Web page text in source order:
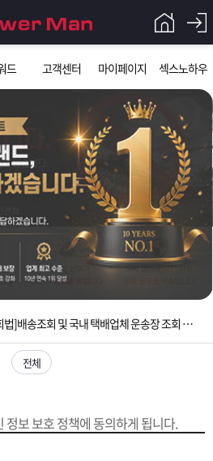
드 고객센터 마이페이지 섹스노하우
입금확인이 안되는 상황을 대비해 꼭 입금후 고객센터 연락바랍니다.
연휴 배송 및 휴무 안내
[운송장번호 조회법]배송조회 및 국내 택배업체 운송장 조회 하는법
고객 앱설치 가능합니다.
내] 집 밖에 주소로 택배 받기
전체
정보 보호 정책에 동의하게 됩니다.